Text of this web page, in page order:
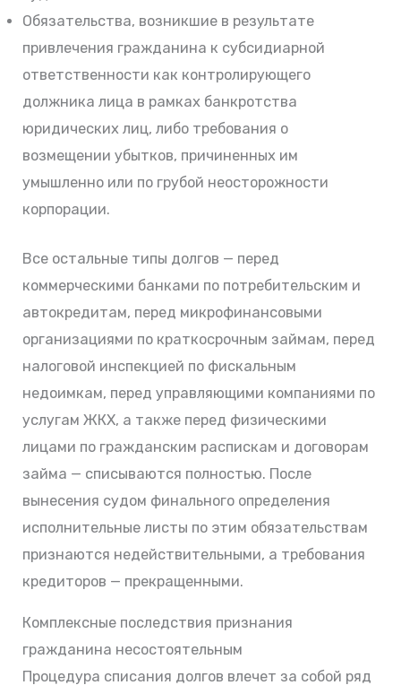
Обязательства, возникшие в результате
привлечения гражданина к субсидиарной
ответственности как контролирующего
должника лица в рамках банкротства
юридических лиц, либо требования о
возмещении убытков, причиненных им
умышленно или по грубой неосторожности
корпорации.
Все остальные типы долгов — перед
коммерческими банками по потребительским и
автокредитам, перед микрофинансовыми
организациями по краткосрочным займам, перед
налоговой инспекцией по фискальным
недоимкам, перед управляющими компаниями по
услугам ЖКХ, а также перед физическими
лицами по гражданским распискам и договорам
займа — списываются полностью. После
вынесения судом финального определения
исполнительные листы по этим обязательствам
признаются недействительными, а требования
кредиторов — прекращенными.
Комплексные последствия признания
гражданина несостоятельным
Процедура списания долгов влечет за собой ряд